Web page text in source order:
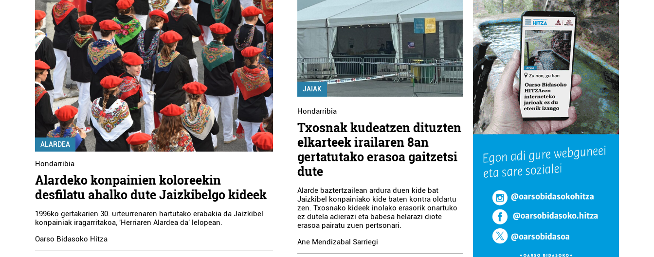
ALARDEA
Hondarribia
Alardeko konpainien koloreekin
desfilatu ahalko dute Jaizkibelgo kideek
1996ko gertakarien 30. urteurrenaren hartutako erabakia da Jaizkibel
konpainiak iragarritakoa, 'Herriaren Alardea da' lelopean.
Oarso Bidasoko Hitza
JAIAK
Hondarribia
Txosnak kudeatzen dituzten
elkarteek irailaren 8an
gertatutako erasoa gaitzetsi
dute
Alarde baztertzailean ardura duen kide bat
Jaizkibel konpainiako kide baten kontra oldartu
zen. Txosnako kideek inolako erasorik onartuko
ez dutela adierazi eta babesa helarazi diote
erasoa pairatu zuen pertsonari.
Ane Mendizabal Sarriegi